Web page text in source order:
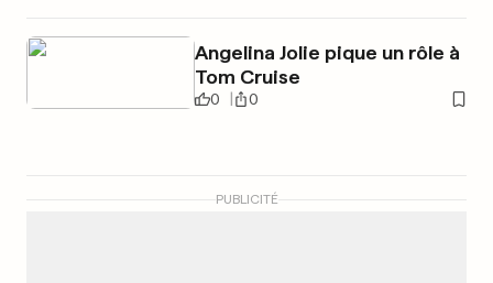
Angelina Jolie pique un rôle à
Tom Cruise
0 0
PUBLICITÉ